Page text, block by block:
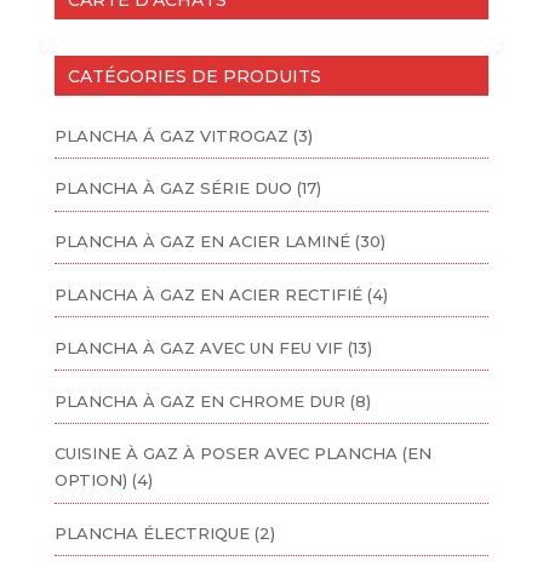
CATÉGORIES DE PRODUITS
PLANCHA Á GAZ VITROGAZ (3)
PLANCHA À GAZ SÉRIE DUO (17)
PLANCHA À GAZ EN ACIER LAMINÉ (30)
PLANCHA À GAZ EN ACIER RECTIFIÉ (4)
PLANCHA À GAZ AVEC UN FEU VIF (13)
PLANCHA À GAZ EN CHROME DUR (8)
CUISINE À GAZ À POSER AVEC PLANCHA (EN
OPTION) (4)
PLANCHA ÉLECTRIQUE (2)